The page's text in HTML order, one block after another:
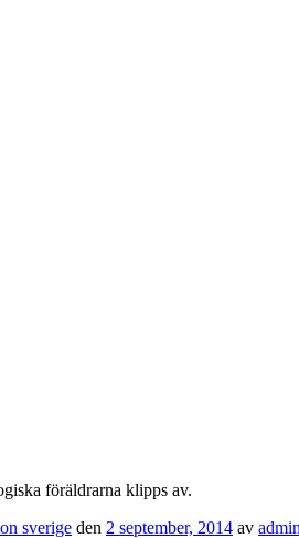
föräldrarna klipps av.
sverige den 2 september, 2014 av admin